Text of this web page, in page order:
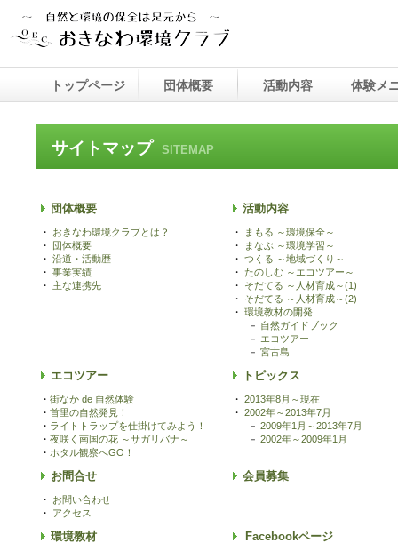
サイトマップ SITEMAP
団体概要 活動内容
・ おきなわ環境クラブとは？
・ 団体概要
・ 沿道・活動歴
・ 事業実績
・ 主な連携先
・
まもる ～環境保全～
・
まなぶ ～環境学習～
・ つくる ～地域づくり～
・ たのしむ ～エコツアー～
・ そだてる ～人材育成～(1)
・ そだてる ～人材育成～(2)
・ 環境教材の開発
－ 自然ガイドブック
－ エコツアー
－ 宮古島
エコツアー トピックス
・ 街なか de 自然体験
・ 首里の自然発見！
・ ライトトラップを仕掛けてみよう！
・ 夜咲く南国の花 ～サガリバナ～
・ ホタル観察へGO！
・ 2013年8月～現在
・ 2002年～2013年7月
－ 2009年1月～2013年7月
－ 2002年～2009年1月
お問合せ 会員募集
・ お問い合わせ
・ アクセス
環境教材 Facebookページ
トップページ 団体概要 活動内容 体験メ